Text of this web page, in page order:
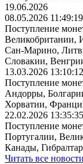
19.06.2026
08.05.2026 11:49:19
Поступление
Великобритании,
Сан-Марино,
Словакии,
13.03.2026 13:10:12
Поступление
Андорры,
Хорватии,
22.02.2026 13:35:35
Поступление
Португалии,
Канады,
Читать все